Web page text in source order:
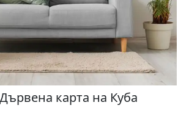
Дървена карта на Куба